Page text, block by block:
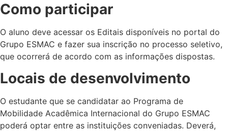
Como participar
O aluno deve acessar os Editais disponíveis no portal do
Grupo ESMAC e fazer sua inscrição no processo seletivo,
que ocorrerá de acordo com as informações dispostas.
Locais de desenvolvimento
O estudante que se candidatar ao Programa de
Mobilidade Acadêmica Internacional do Grupo ESMAC
poderá optar entre as instituições conveniadas. Deverá,